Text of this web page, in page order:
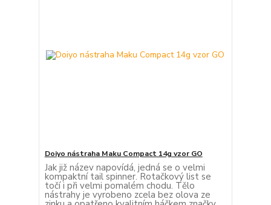
Doiyo nástraha Maku Compact 14g vzor GO
Jak již název napovídá, jedná se o velmi
kompaktní tail spinner. Rotačkový list se
točí i při velmi pomalém chodu. Tělo
nástrahy je vyrobeno zcela bez olova ze